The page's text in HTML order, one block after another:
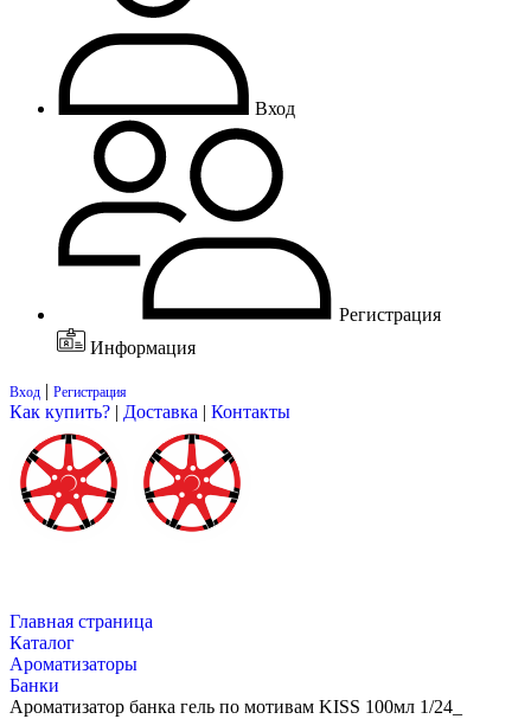
Вход
Регистрация
Информация
Вход | Регистрация
Как купить? | Доставка | Контакты
Главная страница
Каталог
Ароматизаторы
Банки
Ароматизатор банка гель по мотивам KISS 100мл 1/24_